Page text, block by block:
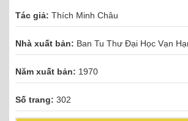
Tác giả: Thích Minh Châu
Nhà xuất bản: Ban Tu Thư Đại Học Vạn
Năm xuất bản: 1970
Số trang: 302